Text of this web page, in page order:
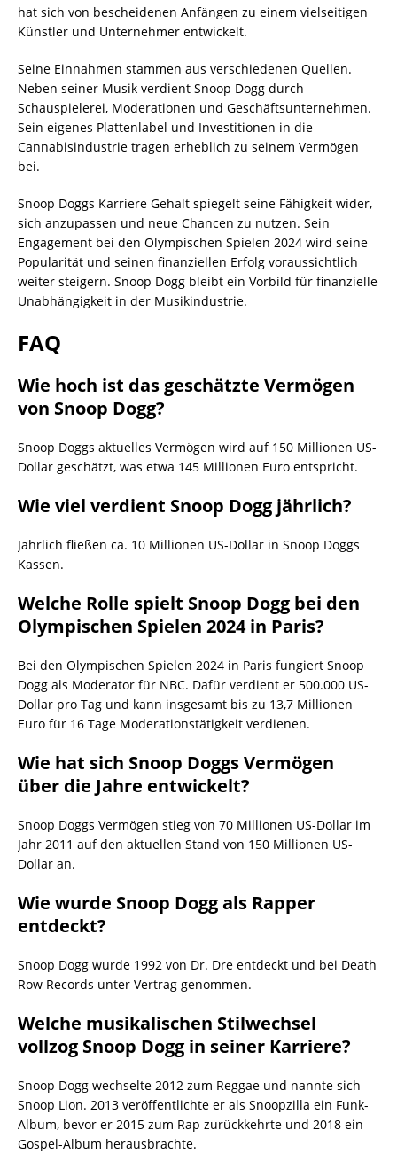
hat sich von bescheidenen Anfängen zu einem vielseitigen
Künstler und Unternehmer entwickelt.
Seine Einnahmen stammen aus verschiedenen Quellen.
Neben seiner Musik verdient Snoop Dogg durch
Schauspielerei, Moderationen und Geschäftsunternehmen.
Sein eigenes Plattenlabel und Investitionen in die
Cannabisindustrie tragen erheblich zu seinem Vermögen
bei.
Snoop Doggs Karriere Gehalt spiegelt seine Fähigkeit wider,
sich anzupassen und neue Chancen zu nutzen. Sein
Engagement bei den Olympischen Spielen 2024 wird seine
Popularität und seinen finanziellen Erfolg voraussichtlich
weiter steigern. Snoop Dogg bleibt ein Vorbild für finanzielle
Unabhängigkeit in der Musikindustrie.
FAQ
Wie hoch ist das geschätzte Vermögen
von Snoop Dogg?
Snoop Doggs aktuelles Vermögen wird auf 150 Millionen US-
Dollar geschätzt, was etwa 145 Millionen Euro entspricht.
Wie viel verdient Snoop Dogg jährlich?
Jährlich fließen ca. 10 Millionen US-Dollar in Snoop Doggs
Kassen.
Welche Rolle spielt Snoop Dogg bei den
Olympischen Spielen 2024 in Paris?
Bei den Olympischen Spielen 2024 in Paris fungiert Snoop
Dogg als Moderator für NBC. Dafür verdient er 500.000 US-
Dollar pro Tag und kann insgesamt bis zu 13,7 Millionen
Euro für 16 Tage Moderationstätigkeit verdienen.
Wie hat sich Snoop Doggs Vermögen
über die Jahre entwickelt?
Snoop Doggs Vermögen stieg von 70 Millionen US-Dollar im
Jahr 2011 auf den aktuellen Stand von 150 Millionen US-
Dollar an.
Wie wurde Snoop Dogg als Rapper
entdeckt?
Snoop Dogg wurde 1992 von Dr. Dre entdeckt und bei Death
Row Records unter Vertrag genommen.
Welche musikalischen Stilwechsel
vollzog Snoop Dogg in seiner Karriere?
Snoop Dogg wechselte 2012 zum Reggae und nannte sich
Snoop Lion. 2013 veröffentlichte er als Snoopzilla ein Funk-
Album, bevor er 2015 zum Rap zurückkehrte und 2018 ein
Gospel-Album herausbrachte.